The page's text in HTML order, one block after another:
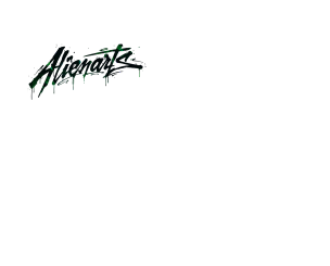
AlienArts
para que encuentres el kit perfecto para ti.